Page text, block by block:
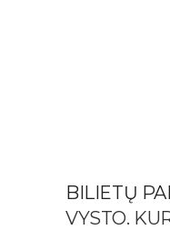
BILIETŲ
VYSTO.